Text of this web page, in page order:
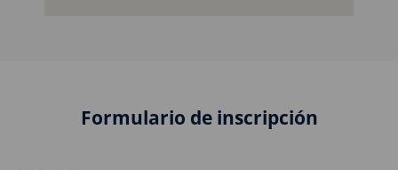
Formulario de inscripción